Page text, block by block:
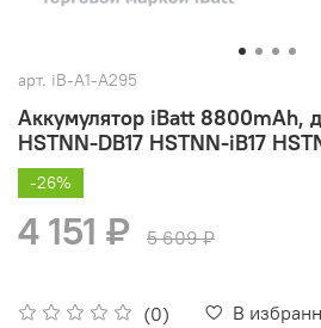
арт. iB-A1-A295
Аккумулятор iBatt 8800mAh,
HSTNN-DB17 HSTNN-iB17
(0) В
-26%
4 151 ₽ 5 609 ₽